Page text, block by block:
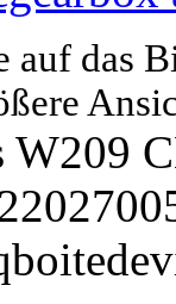
auf das
W209